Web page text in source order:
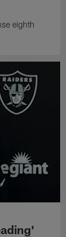
eighth